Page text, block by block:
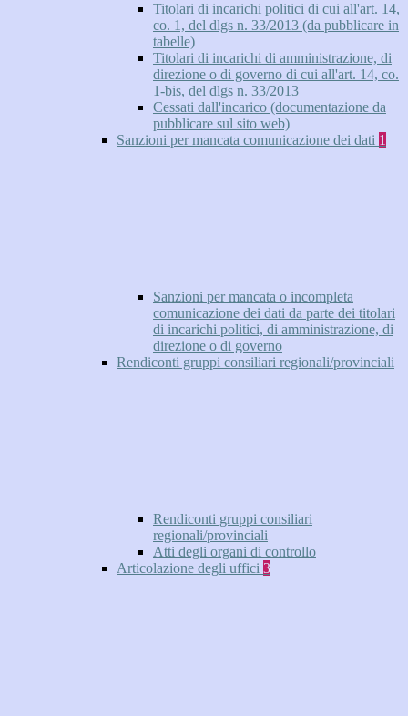
Titolari di incarichi politici di cui all'art. 14,
co. 1, del dlgs n. 33/2013 (da pubblicare in
tabelle)
Titolari di incarichi di amministrazione, di
direzione o di governo di cui all'art. 14, co.
1-bis, del dlgs n. 33/2013
Cessati dall'incarico (documentazione da
pubblicare sul sito web)
Sanzioni per mancata comunicazione dei dati 1
Sanzioni per mancata o incompleta
comunicazione dei dati da parte dei titolari
di incarichi politici, di amministrazione, di
direzione o di governo
Rendiconti gruppi consiliari regionali/provinciali
Rendiconti gruppi consiliari
regionali/provinciali
Atti degli organi di controllo
Articolazione degli uffici 3